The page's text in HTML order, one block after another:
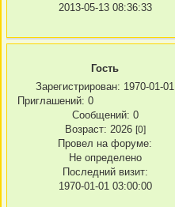
2013-05-13 08:36:33
Гость
Зарегистрирован: 1970-01-01
Приглашений: 0
Сообщений: 0
Возраст: 2026 [0]
Провел на форуме:
Не определено
Последний визит:
1970-01-01 03:00:00